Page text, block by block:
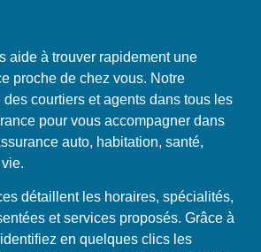
aide à trouver rapidement une
proche de chez vous. Notre
courtiers et agents dans tous les
pour vous accompagner dans
auto, habitation, santé,
détaillent les horaires, spécialités,
et services proposés. Grâce à
en quelques clics les